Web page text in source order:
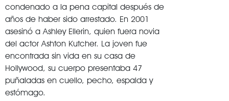
condenado a la pena capital después de
años de haber sido arrestado. En 2001
asesinó a Ashley Ellerin, quien fuera novia
del actor Ashton Kutcher. La joven fue
encontrada sin vida en su casa de
Hollywood, su cuerpo presentaba 47
puñaladas en cuello, pecho, espalda y
estómago.